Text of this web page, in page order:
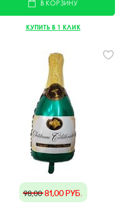
В КОРЗИНУ
КУПИТЬ В 1 КЛИК
98,0081,00руб.